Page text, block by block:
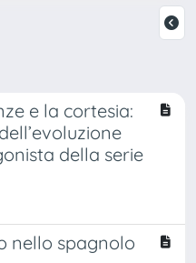
e la cortesia:
della serie
nello spagnolo